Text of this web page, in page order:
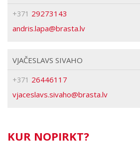
+371 29273143
brasta
VJAČESLAVS SIVAHO
+371 26446117
brasta
KUR NOPIRKT?